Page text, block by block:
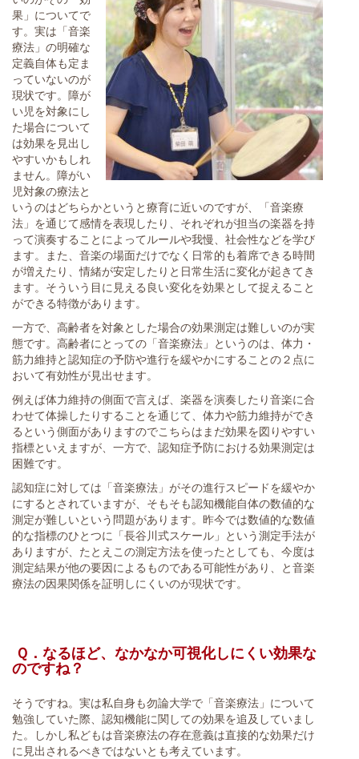
果」についてで
す。実は「音楽
療法」の明確な
定義自体も定ま
っていないのが
現状です。障が
い児を対象にし
た場合について
は効果を見出し
やすいかもしれ
ません。障がい
児対象の療法と
いうのはどちらかというと療育に近いのですが、「音楽療
法」を通じて感情を表現したり、それぞれが担当の楽器を持
って演奏することによってルールや我慢、社会性などを学び
ます。また、音楽の場面だけでなく日常的も着席できる時間
が増えたり、情緒が安定したりと日常生活に変化が起きてき
ます。そういう目に見える良い変化を効果として捉えること
ができる特徴があります。
一方で、高齢者を対象とした場合の効果測定は難しいのが実
態です。高齢者にとっての「音楽療法」というのは、体力・
筋力維持と認知症の予防や進行を緩やかにすることの２点に
おいて有効性が見出せます。
例えば体力維持の側面で言えば、楽器を演奏したり音楽に合
わせて体操したりすることを通じて、体力や筋力維持ができ
るという側面がありますのでこちらはまだ効果を図りやすい
指標といえますが、一方で、認知症予防における効果測定は
困難です。
認知症に対しては「音楽療法」がその進行スピードを緩やか
にするとされていますが、そもそも認知機能自体の数値的な
測定が難しいという問題があります。昨今では数値的な数値
的な指標のひとつに「長谷川式スケール」という測定手法が
ありますが、たとえこの測定方法を使ったとしても、今度は
測定結果が他の要因によるものである可能性があり、と音楽
療法の因果関係を証明しにくいのが現状です。
Ｑ．なるほど、なかなか可視化しにくい効果な
のですね？
そうですね。実は私自身も勿論大学で「音楽療法」について
勉強していた際、認知機能に関しての効果を追及していまし
た。しかし私どもは音楽療法の存在意義は直接的な効果だけ
に見出されるべきではないとも考えています。